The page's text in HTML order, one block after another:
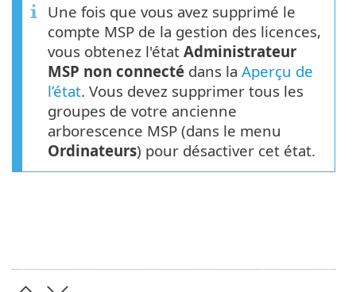
Une fois que vous avez supprimé le
compte MSP de la gestion des licences,
vous obtenez l'état Administrateur
MSP non connecté dans la Aperçu de
l’état. Vous devez supprimer tous les
groupes de votre ancienne
arborescence MSP (dans le menu
Ordinateurs) pour désactiver cet état.